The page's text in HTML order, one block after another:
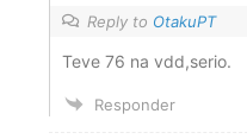
Reply to OtakuPT
Teve 76 na vdd,serio.
Responder